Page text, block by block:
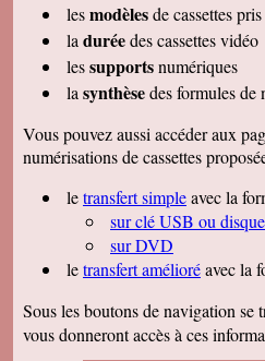
lesmodèlesde cassettes
la duréedes cassettes vidéo
lessupportsnumériques
la synthèsedes formules de
Vous pouvez aussi accéder aux
numérisations de cassettes
letransfert simpleavec la
sur clé USB ou
sur DVD
letransfert amélioréavec la
Sous les boutons de navigation se
vous donneront accès à ces